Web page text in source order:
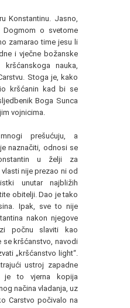
Konstantinu. Jasno,
Dogmom o svetome
zamarao time jesu li
i vječne božanske
nauka,
Stoga je, kako
kršćanin kad bi se
Boga Sunca
vojnicima.
prešućuju, a
naznačiti, odnosi se
u želji za
nije prezao ni od
unutar najbližih
obitelji. Dao je tako
Ipak, sve to nije
nakon njegove
počnu slaviti kao
se kršćanstvo, navodi
„kršćanstvo light“.
ustroj zapadne
je to vjerna kopija
načina vladanja, uz
Carstvo počivalo na